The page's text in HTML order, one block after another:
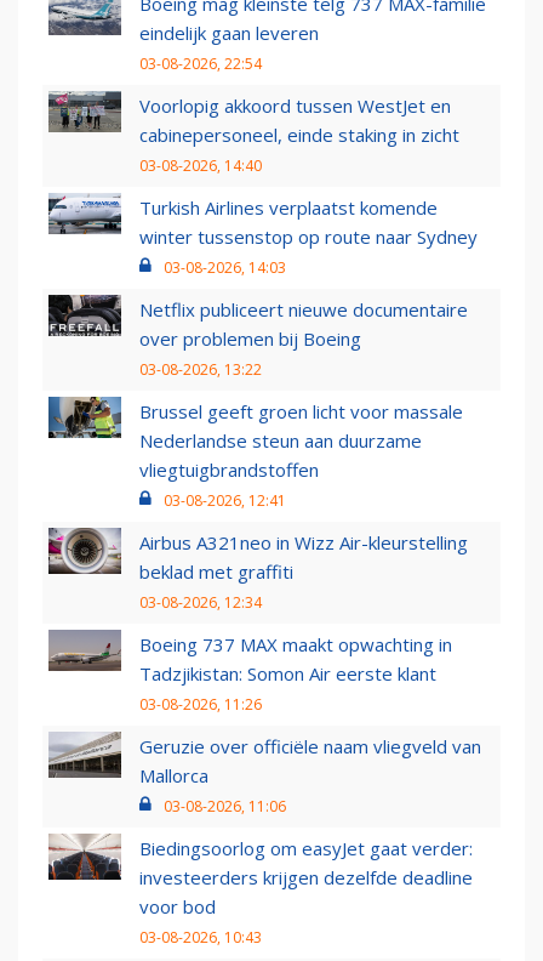
eindelijk gaan leveren
03-08-2026, 22:54
Voorlopig akkoord tussen WestJet en
cabinepersoneel, einde staking in zicht
03-08-2026, 14:40
Turkish Airlines verplaatst komende
winter tussenstop op route naar Sydney
03-08-2026, 14:03
Netflix publiceert nieuwe documentaire
over problemen bij Boeing
03-08-2026, 13:22
Brussel geeft groen licht voor massale
Nederlandse steun aan duurzame
vliegtuigbrandstoffen
03-08-2026, 12:41
Airbus A321neo in Wizz Air-kleurstelling
beklad met graffiti
03-08-2026, 12:34
Boeing 737 MAX maakt opwachting in
Tadzjikistan: Somon Air eerste klant
03-08-2026, 11:26
Geruzie over officiële naam vliegveld van
Mallorca
03-08-2026, 11:06
Biedingsoorlog om easyJet gaat verder:
investeerders krijgen dezelfde deadline
voor bod
03-08-2026, 10:43